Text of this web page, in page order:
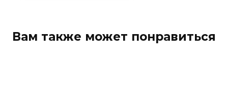
Вам также может понравиться